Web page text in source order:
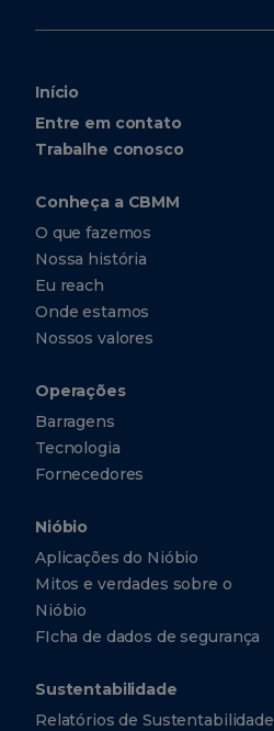
Início
Entre em contato
Trabalhe conosco
Conheça a CBMM
O que fazemos
Nossa história
Eu reach
Onde estamos
Nossos valores
Operações
Barragens
Tecnologia
Fornecedores
Nióbio
Aplicações do Nióbio
Mitos e verdades sobre o
Nióbio
FIcha de dados de segurança
Sustentabilidade
Relatórios de Sustentabilidade